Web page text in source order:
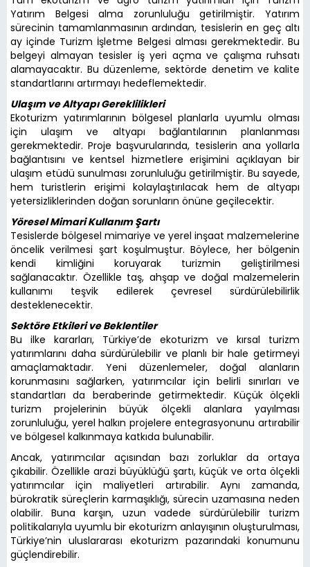
Yatırım Belgesi alma zorunluluğu getirilmiştir. Yatırım
sürecinin tamamlanmasının ardından, tesislerin en geç altı
ay içinde Turizm İşletme Belgesi alması gerekmektedir. Bu
belgeyi almayan tesisler iş yeri açma ve çalışma ruhsatı
alamayacaktır. Bu düzenleme, sektörde denetim ve kalite
standartlarını artırmayı hedeflemektedir.
Ulaşım ve Altyapı Gereklilikleri
Ekoturizm yatırımlarının bölgesel planlarla uyumlu olması
için ulaşım ve altyapı bağlantılarının planlanması
gerekmektedir. Proje başvurularında, tesislerin ana yollarla
bağlantısını ve kentsel hizmetlere erişimini açıklayan bir
ulaşım etüdü sunulması zorunluluğu getirilmiştir. Bu sayede,
hem turistlerin erişimi kolaylaştırılacak hem de altyapı
yetersizliklerinden doğan sorunların önüne geçilecektir.
Yöresel Mimari Kullanım Şartı
Tesislerde bölgesel mimariye ve yerel inşaat malzemelerine
öncelik verilmesi şart koşulmuştur. Böylece, her bölgenin
kendi kimliğini koruyarak turizmin geliştirilmesi
sağlanacaktır. Özellikle taş, ahşap ve doğal malzemelerin
kullanımı teşvik edilerek çevresel sürdürülebilirlik
desteklenecektir.
Sektöre Etkileri ve Beklentiler
Bu ilke kararları, Türkiye’de ekoturizm ve kırsal turizm
yatırımlarını daha sürdürülebilir ve planlı bir hale getirmeyi
amaçlamaktadır. Yeni düzenlemeler, doğal alanların
korunmasını sağlarken, yatırımcılar için belirli sınırları ve
standartları da beraberinde getirmektedir. Küçük ölçekli
turizm projelerinin büyük ölçekli alanlara yayılması
zorunluluğu, yerel halkın projelere entegrasyonunu artırabilir
ve bölgesel kalkınmaya katkıda bulunabilir.
Ancak, yatırımcılar açısından bazı zorluklar da ortaya
çıkabilir. Özellikle arazi büyüklüğü şartı, küçük ve orta ölçekli
yatırımcılar için maliyetleri artırabilir. Aynı zamanda,
bürokratik süreçlerin karmaşıklığı, sürecin uzamasına neden
olabilir. Buna karşın, uzun vadede sürdürülebilir turizm
politikalarıyla uyumlu bir ekoturizm anlayışının oluşturulması,
Türkiye’nin uluslararası ekoturizm pazarındaki konumunu
güçlendirebilir.